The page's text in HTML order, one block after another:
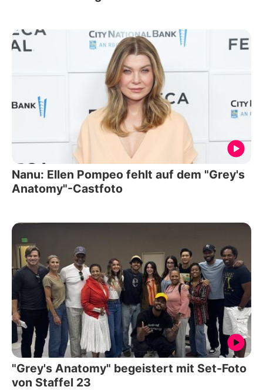
Nanu: Ellen Pompeo fehlt auf dem "Grey's
Anatomy"-Castfoto
"Grey's Anatomy" begeistert mit Set-Foto
von Staffel 23